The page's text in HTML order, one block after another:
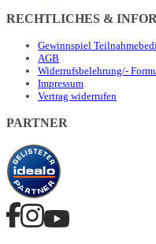
RECHTLICHES &
Gewinnspiel
AGB
Widerrufsbelehrung/-
Impressum
Vertrag widerrufen
PARTNER